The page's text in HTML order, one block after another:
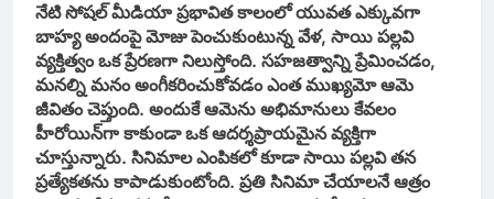
నేటి సోషల్‌ మీడియా ప్రభావిత కాలంలో యువత ఎక్కువగా
బాహ్య అందంపై మోజు పెంచుకుంటున్న వేళ, సాయి పల్లవి
వ్యక్తిత్వం ఒక ప్రేరణగా నిలుస్తోంది. సహజత్వాన్ని ప్రేమించడం,
మనల్ని మనం అంగీకరించుకోవడం ఎంత ముఖ్యమో ఆమె
జీవితం చెప్తుంది. అందుకే ఆమెను అభిమానులు కేవలం
హీరోయిన్‌గా కాకుండా ఒక ఆదర్శప్రాయమైన వ్యక్తిగా
చూస్తున్నారు. సినిమాల ఎంపికలో కూడా సాయి పల్లవి తన
ప్రత్యేకతను కాపాడుకుంటోంది. ప్రతి సినిమా చేయాలనే ఆత్రం